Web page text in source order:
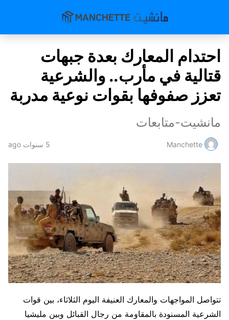
احتدام المعارك بعدة جبهات
قتالية في مأرب.. والشرعية
تعزز صفوفها بقوات نوعية مدربة
مانشيت-متابعات
Manchette 5 سنوات ago
تتواصل المواجهات والمعارك العنيفة اليوم الثلاثاء، بين قوات
الشرعية المسنودة بالمقاومة من رجال القبائل وبين مليشيا